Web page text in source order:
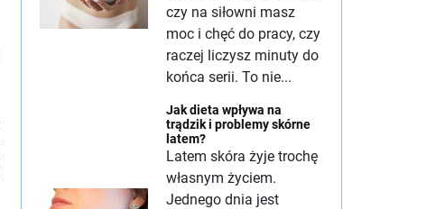
czy na siłowni masz
moc i chęć do pracy, czy
raczej liczysz minuty do
końca serii. To nie...
Jak dieta wpływa na
trądzik i problemy skórne
latem?
Latem skóra żyje trochę
własnym życiem.
Jednego dnia jest